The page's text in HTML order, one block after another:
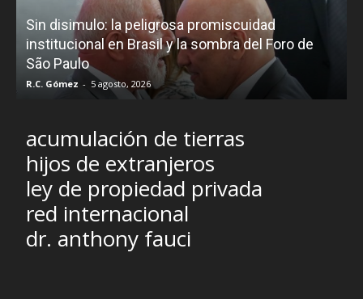
Sin disimulo: la peligrosa promiscuidad
institucional en Brasil y la sombra del Foro de
São Paulo
R.C. Gómez - 5 agosto, 2026
acumulación de tierras
hijos de extranjeros
ley de propiedad privada
red internacional
dr. anthony fauci